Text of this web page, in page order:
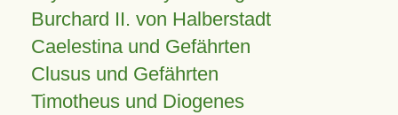
Burchard II. von Halberstadt
Caelestina und Gefährten
Clusus und Gefährten
Timotheus und Diogenes